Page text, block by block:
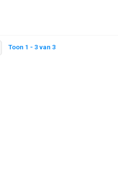
Toon 1 - 3 van 3